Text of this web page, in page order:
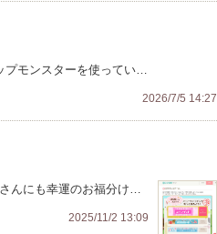
プモンスターを使ってい…
2026/7/5 14:27
んにも幸運のお福分け…
2025/11/2 13:09